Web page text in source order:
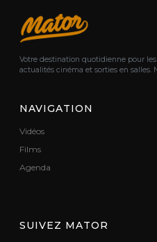
Votre destination quotidienne pour
actualités cinéma et sorties en salles.
NAVIGATION
Vidéos
Films
Agenda
SUIVEZ MATOR